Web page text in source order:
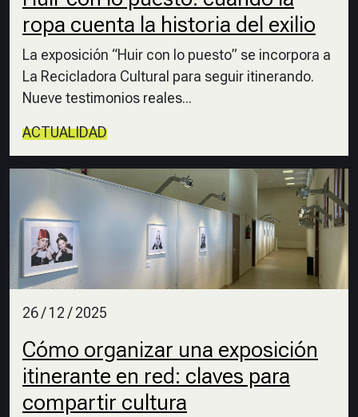
ropa cuenta la historia del exilio
La exposición “Huir con lo puesto” se incorpora a
La Recicladora Cultural para seguir itinerando.
Nueve testimonios reales...
ACTUALIDAD
26 / 12 / 2025
Cómo organizar una exposición
itinerante en red: claves para
compartir cultura